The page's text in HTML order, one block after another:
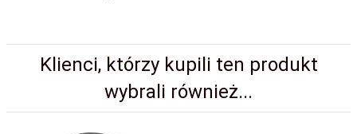
Klienci, którzy kupili ten produkt
wybrali również...